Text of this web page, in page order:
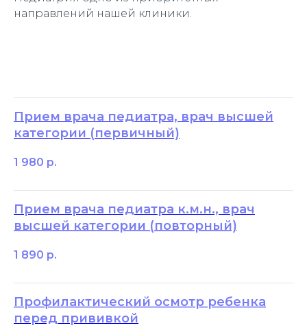
направлений нашей клиники.
Прием врача педиатра, врач высшей
категории (первичный)
1 980 р.
Прием врача педиатра к.м.н., врач
высшей категории (повторный)
1 890 р.
Профилактический осмотр ребенка
перед прививкой